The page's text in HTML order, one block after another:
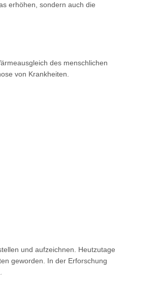
erhöhen, sondern auch die
des menschlichen
von Krankheiten.
und aufzeichnen. Heutzutage
geworden. In der Erforschung